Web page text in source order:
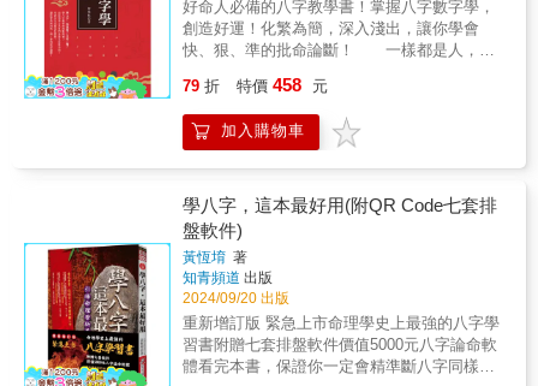
需要額外小心，哪些地方是你可以善加利用
的，得以順應發揮。 本書作者柳絮老師鑽
研八字命理將近四十載，看遍各種人生起伏、
悲歡離合，將這些年的智慧精要，匯聚於本
盤的案例解析，佐以真實故事的發生情節，讓
人不禁讚嘆八字命理的奧妙。 「在生命持
續的過程，只有時間是真的， 有了時間才
有日月星辰、才有四季變換、才有改朝換代、
才有生老病死， 所以有了時間才有所謂的
『存在』， 但是時間有一個特性，那就是
滴答滴答… 它絕對不會停留，好的留不
住，壞的也是留不住。」 在這個進步飛
速、多變的時代下，邀您翻閱本書，一同踏入
尋訪自我的旅程。 【精彩收錄】 ★ 黑
幫大哥之子不為人知的一面？ ★ 搶匪的一
念之善會帶給他什麼樣的轉折？ ★ 遇到恐
好命人必備的八字教學書！掌握八字數字學，
創造好運！化繁為簡，深入淺出，讓你學會
快、狠、準的批命論斷！ 一樣都是人，為
可預測的，正如同股票、期貨一樣，只要做足
盤面解析，清楚什麼時候該投注，什麼時候該
當退出，就能趨吉避凶、逢凶化吉。作者以近
學教科書》與《姓名學教科書》一貫的風格，
以教學的方式編排，讓一些想學八字的人，能
夠透過更容易理解的方式，按部就班的學好八
字，並且將「八字數字」靈活運用在日常生活
中！以淺顯易懂的方式，化成十二地支五行來
論斷八字的一生休囚！絕對突破傳統的觀念和
思維，讓你論命時更能精準預測命運，達到趨
吉避凶的目的！【本書特色】˙不用排八字˙不懂
八字基礎的人也能輕易上手˙論命快、狠、準，
79 折 特價 458 元
加入購物車
學八字，這本最好用(附QR Code七套排
盤軟件)
黃恆堉 著
知青頻道 出版
2024/09/20 出版
重新增訂版 緊急上市命理學史上最強的八字學
習書附贈七套排盤軟件價值5000元八字論命軟
體看完本書，保證你一定會精準斷八字同樣是